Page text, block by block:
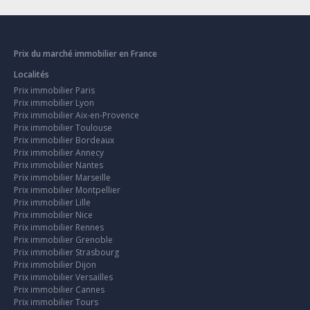
Prix du marché immobilier en France
Localités
Prix immobilier Paris
Prix immobilier Lyon
Prix immobilier Aix-en-Provence
Prix immobilier Toulouse
Prix immobilier Bordeaux
Prix immobilier Annecy
Prix immobilier Nantes
Prix immobilier Marseille
Prix immobilier Montpellier
Prix immobilier Lille
Prix immobilier Nice
Prix immobilier Rennes
Prix immobilier Grenoble
Prix immobilier Strasbourg
Prix immobilier Dijon
Prix immobilier Versailles
Prix immobilier Cannes
Prix immobilier Tours